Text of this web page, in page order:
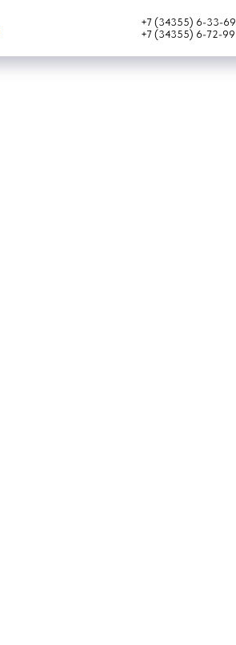
+7 (34355) 6-33-69
+7 (34355) 6-72-99